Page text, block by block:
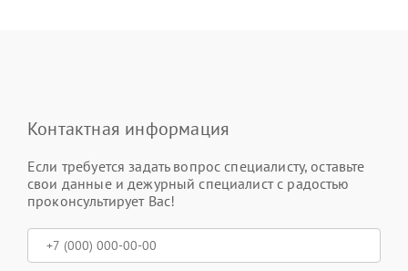
Контактная информация
Если требуется задать вопрос специалисту, оставьте
свои данные и дежурный специалист с радостью
проконсультирует Вас!